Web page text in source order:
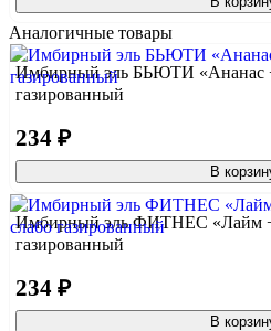
Аналогичные товары
Имбирный эль БЬЮТИ «Ананас
газированный
234 ₽
В
Имбирный эль ФИТНЕС «Лайм
газированный
234 ₽
В